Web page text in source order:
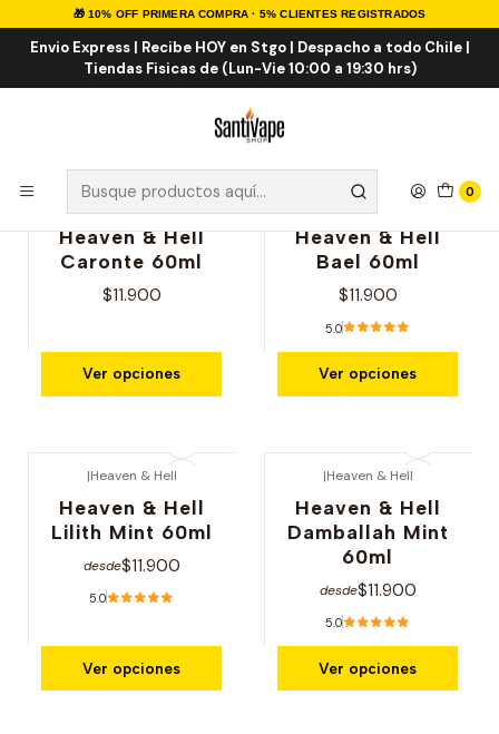
🎁 10% OFF PRIMERA COMPRA · 5% CLIENTES REGISTRADOS
Envio Express | Recibe HOY en Stgo | Despacho a todo Chile |
Tiendas Fisicas de (Lun-Vie 10:00 a 19:30 hrs)
0
Inicio E-LIQUID Tabaco
Tabaco
Heaven & Hell
Heaven & Hell
Caronte 60ml
$11.900
Ver opciones
Heaven & Hell
Heaven & Hell
Bael 60ml
$11.900
5.0
Ver opciones
|Heaven & Hell
Heaven & Hell
Lilith Mint 60ml
desde$11.900
5.0
Ver opciones
|Heaven & Hell
Heaven & Hell
Damballah Mint
60ml
desde$11.900
5.0
Ver opciones